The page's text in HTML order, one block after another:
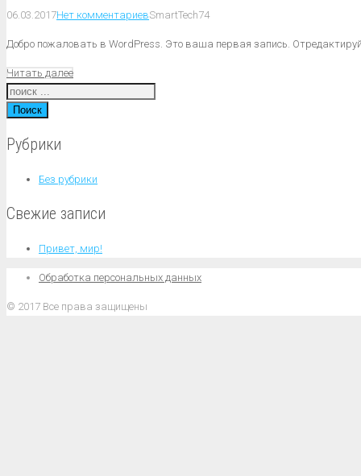
06.03.2017Нет комментариевSmartTech74
Добро пожаловать в WordPress. Это ваша первая запись.
Читать далее
Поиск
Рубрики
Без рубрики
Свежие записи
Привет, мир!
Обработка персональных данных
© 2017 Все права защищены